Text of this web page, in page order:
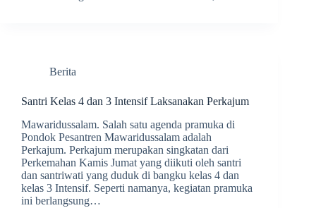
Berita
Santri Kelas 4 dan 3 Intensif Laksanakan Perkajum
Mawaridussalam. Salah satu agenda pramuka di
Pondok Pesantren Mawaridussalam adalah
Perkajum. Perkajum merupakan singkatan dari
Perkemahan Kamis Jumat yang diikuti oleh santri
dan santriwati yang duduk di bangku kelas 4 dan
kelas 3 Intensif. Seperti namanya, kegiatan pramuka
ini berlangsung…